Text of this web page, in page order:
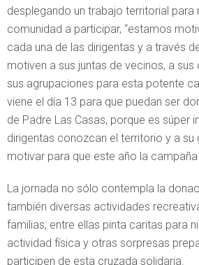
desplegando un trabajo territorial para
comunidad a participar, “estamos
cada una de las dirigentas y a través
motiven a sus juntas de vecinos, a
sus agrupaciones para esta potente
viene el día 13 para que puedan ser
de Padre Las Casas, porque es súper
dirigentas conozcan el territorio y a su
motivar para que este año la
La jornada no sólo contempla la
también diversas actividades
familias, entre ellas pinta caritas para
actividad física y otras sorpresas
participen de esta cruzada solidaria.